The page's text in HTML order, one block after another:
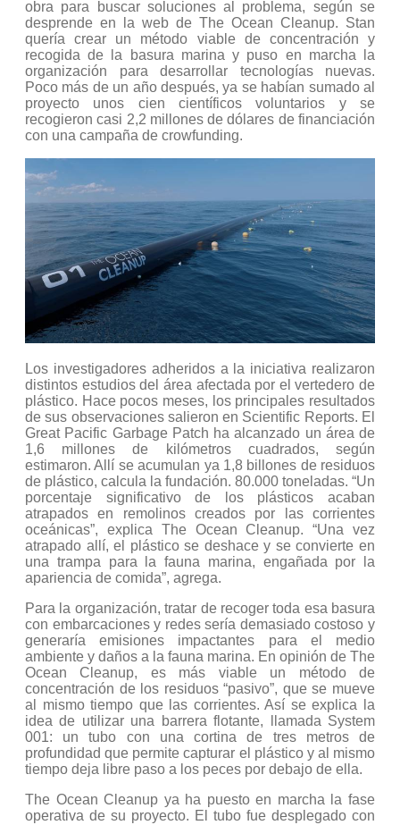
obra para buscar soluciones al problema, según se
desprende en la web de The Ocean Cleanup. Stan
quería crear un método viable de concentración y
recogida de la basura marina y puso en marcha la
organización para desarrollar tecnologías nuevas.
Poco más de un año después, ya se habían sumado al
proyecto unos cien científicos voluntarios y se
recogieron casi 2,2 millones de dólares de financiación
con una campaña de crowfunding.
Los investigadores adheridos a la iniciativa realizaron
distintos estudios del área afectada por el vertedero de
plástico. Hace pocos meses, los principales resultados
de sus observaciones salieron en Scientific Reports. El
Great Pacific Garbage Patch ha alcanzado un área de
1,6 millones de kilómetros cuadrados, según
estimaron. Allí se acumulan ya 1,8 billones de residuos
de plástico, calcula la fundación. 80.000 toneladas. “Un
porcentaje significativo de los plásticos acaban
atrapados en remolinos creados por las corrientes
oceánicas”, explica The Ocean Cleanup. “Una vez
atrapado allí, el plástico se deshace y se convierte en
una trampa para la fauna marina, engañada por la
apariencia de comida”, agrega.
Para la organización, tratar de recoger toda esa basura
con embarcaciones y redes sería demasiado costoso y
generaría emisiones impactantes para el medio
ambiente y daños a la fauna marina. En opinión de The
Ocean Cleanup, es más viable un método de
concentración de los residuos “pasivo”, que se mueve
al mismo tiempo que las corrientes. Así se explica la
idea de utilizar una barrera flotante, llamada System
001: un tubo con una cortina de tres metros de
profundidad que permite capturar el plástico y al mismo
tiempo deja libre paso a los peces por debajo de ella.
The Ocean Cleanup ya ha puesto en marcha la fase
operativa de su proyecto. El tubo fue desplegado con